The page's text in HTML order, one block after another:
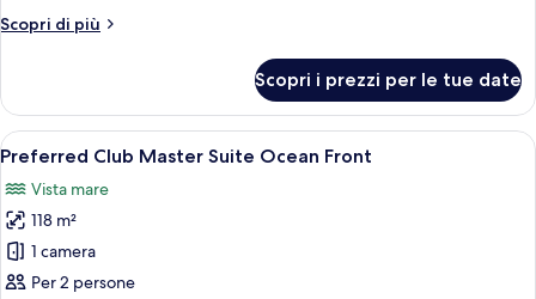
Partial
King
Scopri di più
Altri
Club
Junior
Suite
Ocean
View
King
Scopri i prezzi per le tue date
Apri
tutte
le
foto
per
Preferred
Un balcone con vasca
10
Preferred Club Master Suite Ocean Front
Vista mare
118 m²
1 camera
Per 2 persone